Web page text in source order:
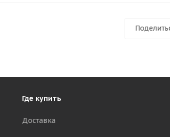
Где купить
Доставка